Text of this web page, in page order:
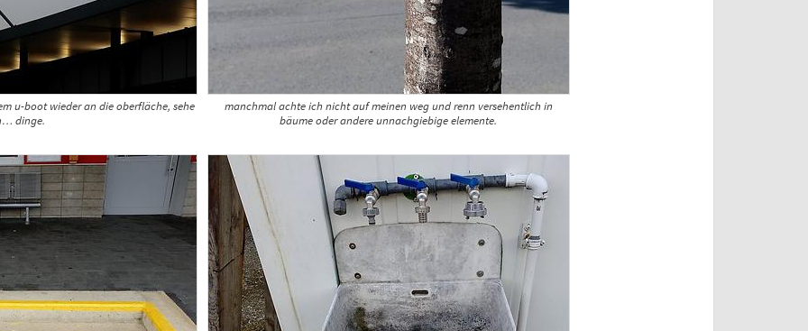
u-boot wieder an die oberfläche, sehe
dinge.
manchmal achte ich nicht auf meinen weg und renn versehentlich in
bäume oder andere unnachgiebige elemente.